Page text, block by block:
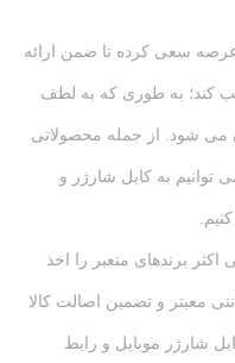
سعی کرده تا ضمن ارائه
کند؛ به طوری که به لطف
می شود. از جمله محصولاتی
توانیم به کابل شارژر و
اکثر برندهای متعبر را اخذ
معبتر و تضمین اصالت کالا
شارژر موبایل و رابط